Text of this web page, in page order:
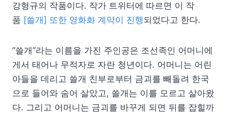
강형규의 작품이다. 작가 트위터에 따르면 이 작
품 [쓸개] 또한 영화화 계약이 진행되었다고 한다.
“쓸개”라는 이름을 가진 주인공은 조선족인 어머니에
게서 태어나 무적자로 자란 청년이다. 어머니는 어린
아들을 데리고 쓸개 친부로부터 금괴를 빼돌려 한국
으로 들어와 숨어 살았고, 쓸개는 이를 모르고 살아왔
다. 그리고 어머니는 금괴를 바꾸게 되면 뒤를 잡힐까